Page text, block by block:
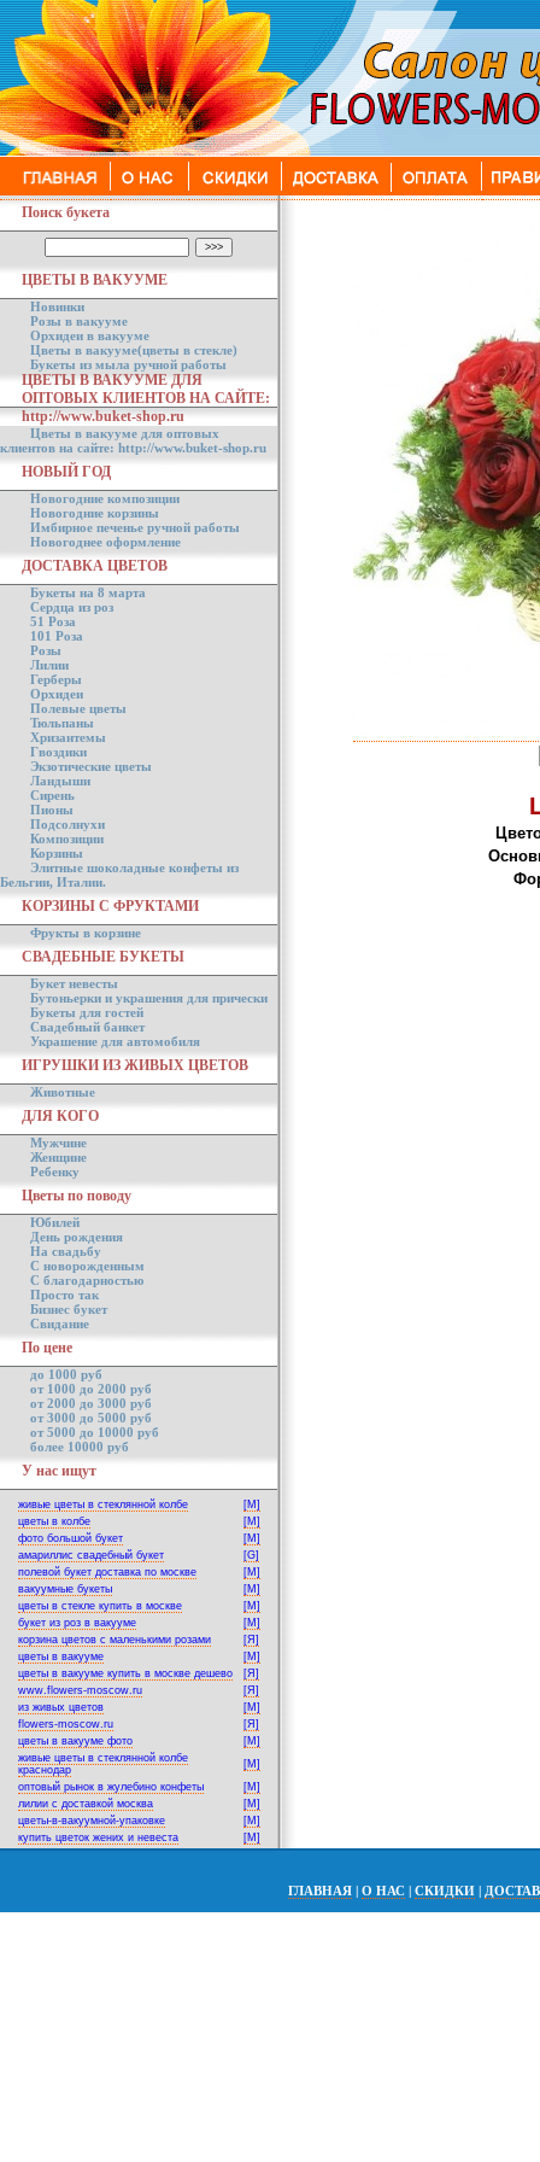
Поиск букета
ЦВЕТЫ В ВАКУУМЕ
Новинки
Розы в вакууме
Орхидеи в вакууме
Цветы в вакууме(цветы в стекле)
Букеты из мыла ручной работы
ЦВЕТЫ В ВАКУУМЕ ДЛЯ
ОПТОВЫХ КЛИЕНТОВ НА САЙТЕ:
http://www.buket-shop.ru
Цветы в вакууме для оптовых
клиентов на сайте: http://www.buket-shop.ru
НОВЫЙ ГОД
Новогодние композиции
Новогодние корзины
Имбирное печенье ручной работы
Новогоднее оформление
ДОСТАВКА ЦВЕТОВ
Букеты на 8 марта
Сердца из роз
51 Роза
101 Роза
Розы
Лилии
Герберы
Орхидеи
Полевые цветы
Тюльпаны
Хризантемы
Гвоздики
Экзотические цветы
Ландыши
Сирень
Пионы
Подсолнухи
Композиции
Корзины
Элитные шоколадные конфеты из
Бельгии, Италии.
КОРЗИНЫ С ФРУКТАМИ
Фрукты в корзине
СВАДЕБНЫЕ БУКЕТЫ
Букет невесты
Бутоньерки и украшения для прически
Букеты для гостей
Свадебный банкет
Украшение для автомобиля
ИГРУШКИ ИЗ ЖИВЫХ ЦВЕТОВ
Животные
ДЛЯ КОГО
Мужчине
Женщине
Ребенку
Цветы по поводу
Юбилей
День рождения
На свадьбу
С новорожденным
С благодарностью
Просто так
Бизнес букет
Свидание
По цене
до 1000 руб
от 1000 до 2000 руб
от 2000 до 3000 руб
от 3000 до 5000 руб
от 5000 до 10000 руб
более 10000 руб
У нас ищут
живые цветы в стеклянной колбе
[M]
цветы в колбе
[M]
фото большой букет
[M]
амариллис свадебный букет
[G]
полевой букет доставка по москве
[M]
вакуумные букеты
[M]
цветы в стекле купить в москве
[M]
букет из роз в вакууме
[M]
корзина цветов с маленькими розами
[Я]
цветы в вакууме
[M]
цветы в вакууме купить в москве дешево
[Я]
www.flowers-moscow.ru
[Я]
из живых цветов
[M]
flowers-moscow.ru
[Я]
цветы в вакууме фото
[M]
живые цветы в стеклянной колбе
краснодар
[M]
оптовый рынок в жулебино конфеты
[M]
лилии с доставкой москва
[M]
цветы-в-вакуумной-упаковке
[M]
купить цветок жених и невеста
[M]
ГЛАВНАЯ | О НАС | СКИДКИ |